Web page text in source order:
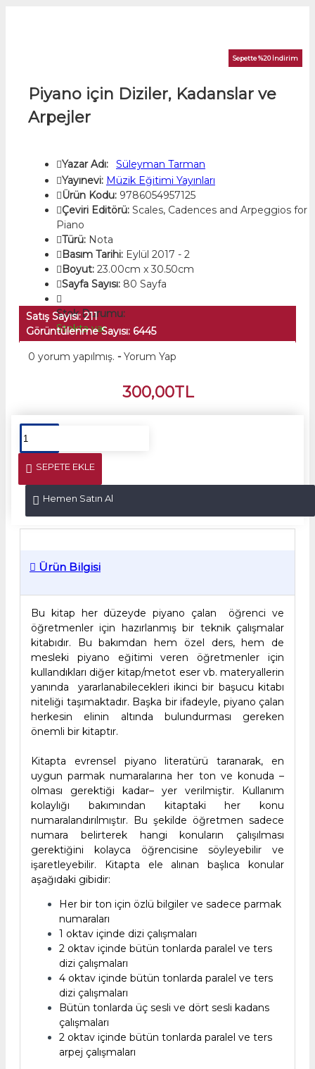
Sepette %20 İndirim
Piyano için Diziler, Kadanslar ve
Arpejler
Yazar Adı:
Süleyman Tarman
Yayınevi: Müzik Eğitimi Yayınları
Ürün Kodu: 9786054957125
Çeviri Editörü: Scales, Cadences and Arpeggios for
Piano
Türü: Nota
Basım Tarihi: Eylül 2017 - 2
Boyut: 23.00cm x 30.50cm
Sayfa Sayısı: 80 Sayfa
Stok Durumu:
Stokta var
Satış Sayısı: 211
Görüntülenme Sayısı: 6445
0 yorum yapılmış. - Yorum Yap
300,00TL
SEPETE EKLE
Hemen Satın Al
Ürün Bilgisi
Bu kitap her düzeyde piyano çalan öğrenci ve
öğretmenler için hazırlanmış bir teknik çalışmalar
kitabıdır. Bu bakımdan hem özel ders, hem de
mesleki piyano eğitimi veren öğretmenler için
kullandıkları diğer kitap/metot eser vb. materyallerin
yanında yararlanabilecekleri ikinci bir başucu kitabı
niteliği taşımaktadır. Başka bir ifadeyle, piyano çalan
herkesin elinin altında bulundurması gereken
önemli bir kitaptır.
Kitapta evrensel piyano literatürü taranarak, en
uygun parmak numaralarına her ton ve konuda –
olması gerektiği kadar– yer verilmiştir. Kullanım
kolaylığı bakımından kitaptaki her konu
numaralandırılmıştır. Bu şekilde öğretmen sadece
numara belirterek hangi konuların çalışılması
gerektiğini kolayca öğrencisine söyleyebilir ve
işaretleyebilir. Kitapta ele alınan başlıca konular
aşağıdaki gibidir:
Her bir ton için özlü bilgiler ve sadece parmak
numaraları
1 oktav içinde dizi çalışmaları
2 oktav içinde bütün tonlarda paralel ve ters
dizi çalışmaları
4 oktav içinde bütün tonlarda paralel ve ters
dizi çalışmaları
Bütün tonlarda üç sesli ve dört sesli kadans
çalışmaları
2 oktav içinde bütün tonlarda paralel ve ters
arpej çalışmaları​